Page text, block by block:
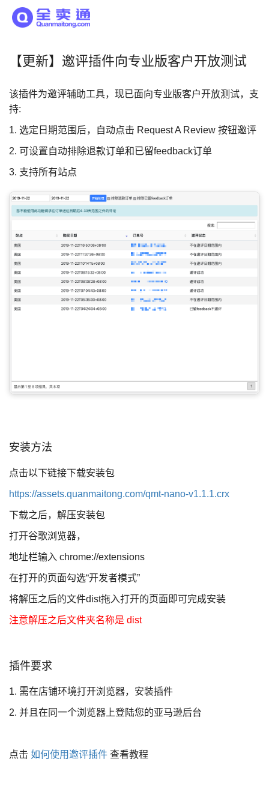
【更新】邀评插件向专业版客户开放测试
该插件为邀评辅助工具，现已面向专业版客户开放测试，支
持:
1. 选定日期范围后，自动点击 Request A Review 按钮邀评
2. 可设置自动排除退款订单和已留feedback订单
3. 支持所有站点
安装方法
点击以下链接下载安装包
https://assets.quanmaitong.com/qmt-nano-v1.1.1.crx
下载之后，解压安装包
打开谷歌浏览器，
地址栏输入 chrome://extensions
在打开的页面勾选“开发者模式”
将解压之后的文件dist拖入打开的页面即可完成安装
注意解压之后文件夹名称是 dist
插件要求
1. 需在店铺环境打开浏览器，安装插件
2. 并且在同一个浏览器上登陆您的亚马逊后台
点击 如何使用邀评插件 查看教程